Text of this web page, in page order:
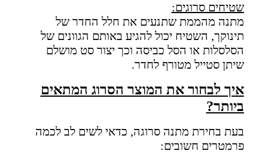
שטיחים סרוגים:
מתנה מהממת שתנעים את חלל החדר של
תינוקך, השטיח יכול להגיע באותם הגוונים של
הסלסלות או הסל כביסה וכך יצור סט מושלם
שיתן סטייל מטורף לחדר.
איך לבחור את המוצר הסרוג המתאים
ביותר?
בעת בחירת מתנה סרוגה, כדאי לשים לב לכמה
פרמטרים חשובים: